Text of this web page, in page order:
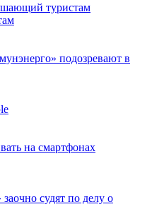
туристам
подозревают в
на смартфонах
судят по делу о